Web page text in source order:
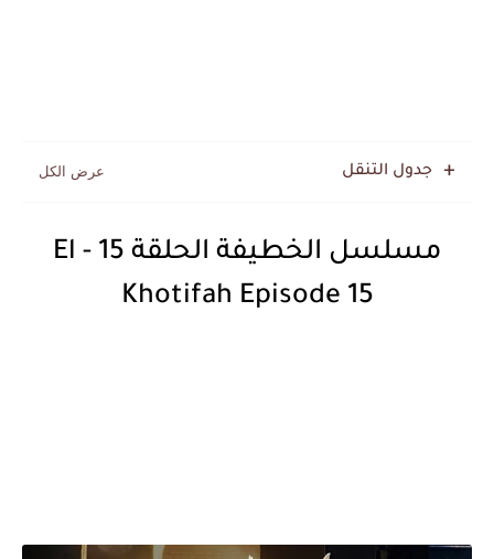
جدول التنقل
مسلسل الخطيفة الحلقة 15 - El
Khotifah Episode 15